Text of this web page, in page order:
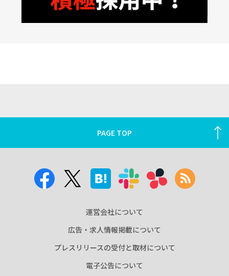
PAGE TOP
運営会社について
広告・求人情報掲載について
プレスリリースの受付と取材について
電子公告について